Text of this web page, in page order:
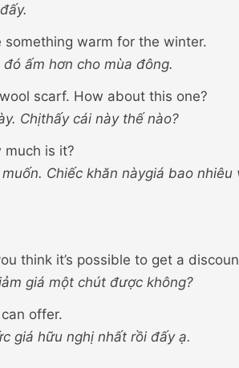
something warm for the winter.
ấm hơn cho mùa đông.
scarf. How about this one?
Chịthấy cái này thế nào?
much is it?
Chiếc khăn nàygiá bao nhiêu
think it’s possible to get a
giá một chút được không?
can offer.
giá hữu nghị nhất rồi đấy ạ.